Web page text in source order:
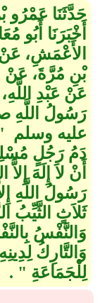
حَدَّثَنَا عَمْرُو
أَخْبَرَنَا أَبُو
الأَعْمَشِ، عَنْ
بْنِ مُرَّةَ،
عَنْ عَبْدِ
رَسُولُ اللَّهِ
عليه وسلم
دَمُ رَجُلٍ
أَنْ لاَ إِلَهَ إِلاَّ
رَسُولُ اللَّهِ
ثَلاَثٍ الثَّيِّبُ
وَالنَّفْسُ
وَالتَّارِكُ
لِلْجَمَاعَةِ ‏"‏ ‏.‏